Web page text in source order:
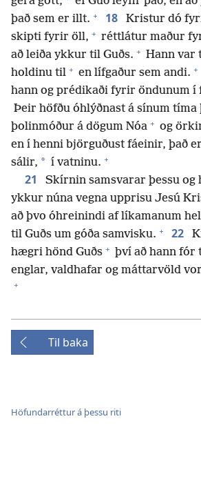
það sem er illt. + 18
Kristur dó
skipti fyrir öll, + réttlátur maður
að leiða ykkur til Guðs. + Hann var
holdinu til + en lífgaður sem andi. +
hann og prédikaði fyrir öndunum í
Þeir höfðu óhlýðnast á sínum tíma
þolinmóður á dögum Nóa + og
en í henni björguðust fáeinir, það
sálir, * í vatninu. +
21
Skírnin samsvarar þessu og
ykkur núna vegna upprisu Jesú
að þvo óhreinindi af líkamanum
til Guðs um góða samvisku. + 22
hægri hönd Guðs + því að hann fór
englar, valdhafar og máttarvöld
+
Til baka
Höfundarréttur á þessu riti